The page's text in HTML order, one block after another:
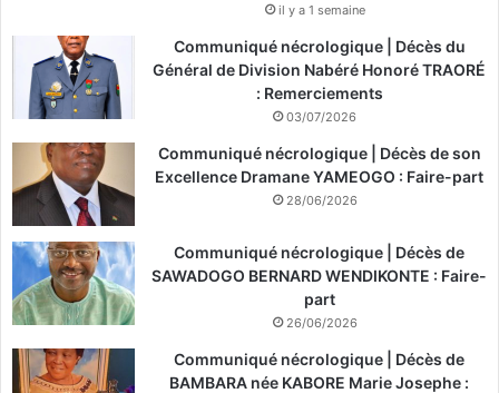
il y a 1 semaine
Communiqué nécrologique | Décès du
Général de Division Nabéré Honoré TRAORÉ
: Remerciements
03/07/2026
Communiqué nécrologique | Décès de son
Excellence Dramane YAMEOGO : Faire-part
28/06/2026
Communiqué nécrologique | Décès de
SAWADOGO BERNARD WENDIKONTE : Faire-
part
26/06/2026
Communiqué nécrologique | Décès de
BAMBARA née KABORE Marie Josephe :